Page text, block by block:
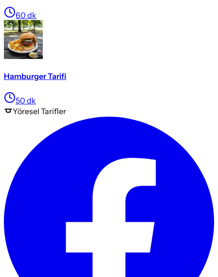
60 dk
Hamburger Tarifi
50 dk
Yöresel Tarifler